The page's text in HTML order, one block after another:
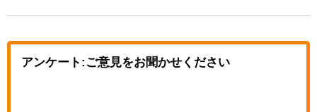
アンケート:ご意見をお聞かせください